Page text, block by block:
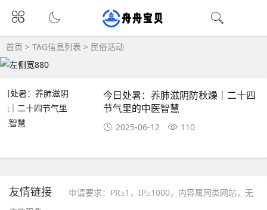
首页 > TAG信息列表 > 民俗活动
今日处暑：养肺滋阴防秋燥｜二十四
节气里的中医智慧
2025-06-12 110
友情链接
申请要求：PR≥1，IP≥1000，内容属同类网站，无